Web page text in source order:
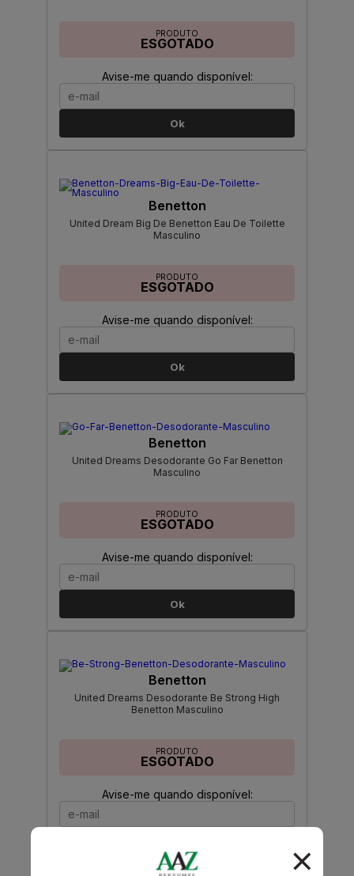
PRODUTO
ESGOTADO
Avise-me quando disponível:
Ok
Benetton
United Dream Big De Benetton Eau De Toilette
Masculino
PRODUTO
ESGOTADO
Avise-me quando disponível:
Ok
Benetton
United Dreams Desodorante Go Far Benetton
Masculino
PRODUTO
ESGOTADO
Avise-me quando disponível:
Ok
Benetton
United Dreams Desodorante Be Strong High
Benetton Masculino
PRODUTO
ESGOTADO
Avise-me quando disponível: